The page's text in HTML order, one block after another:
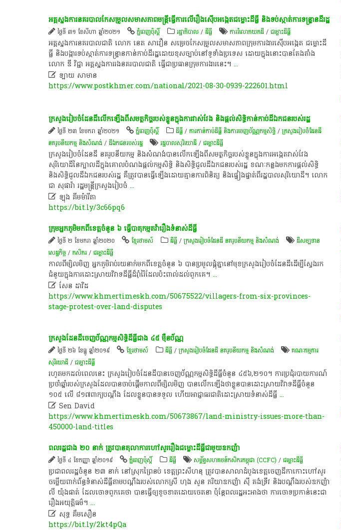
អគ្គស្នងការ​នគរបាល​កែសម្រួល​សមាសភាព​មន្ត្រី​ធ្វើការ​លើ​រឿង​ស៊ើបអង្កេត​ជម្លោះដីធ្លី​ និង​ទប់ស្កាត់​ការទន្ទ្រាន​ដី​រដ្ឋ
ថ្ងៃទី ៣១ ខែសីហា ឆ្នាំ២០២១ ភ្នំពេញប៉ុស្តិ៍ រដ្ឋាភិបាល/ដីធ្លី ការ​រំលោភយក​ដី/ជម្លោះ​ដីធ្លី
អគ្គស្នងការ​នគរបាល​ជាតិ លោក​ នេត សាវឿន សម្រេច​កែសម្រួល​សមាសភាព​ក្រុមការងារ​ស៊ើបអង្កេត ជម្លោះ​ដី
ធ្លី និង​បង្ការ​ទប់ស្កាត់​ការទន្ទ្រាន​កាន់កាប់​ដី​រដ្ឋ​ដោយ​ខុសច្បាប់​នៅ​ទូទាំងប្រទេស ដោយ​ក្នុងនោះ​បានតែងតាំង​
លោក ​ឌី វិជ្ជា អគ្គស្នងការរង​នគរបាលជាតិ ធ្វើជា​ប្រធាន​ក្រុមការងារ​នេះ​។ ...
ឡាយ សាមាន
https://www.postkhmer.com/national/2021-08-30-0939-222601.html
ក្រសួង​រៀបចំ​ដែនដី​លើកឡើង​ពី​សមត្ថកិច្ច​របស់ខ្លួន​ក្នុង​ការវាស់វែង​ និង​ផ្តល់​សិទ្ធិ​កាន់កាប់​ដីឯកជន​របស់​រដ្ឋ
ថ្ងៃទី ២៣ ខែមករា ឆ្នាំ២០២១ ភ្នំពេញប៉ុស្តិ៍ ដីធ្លី/ការកាន់កាប់​ដីធ្លី និង​ការចេញ​ប័ណ្ណកម្មសិទ្ធិ​/ក្រសួងរៀបចំដែនដី
នគរូបនីយកម្ម និងសំណង់ /ដីឯកជនរបស់រដ្ឋ ​រដ្ឋបាល​សុរិយោដី/ជម្លោះ​ដីធ្លី
ក្រសួង​រៀបចំ​ដែនដី នគរូបនីយកម្ម និង​សំណង់​បាន​លើកឡើង​ពី​សមត្ថកិច្ច​របស់ខ្លួន​ក្នុង​ការអង្កេត​វាស់វែង​
សុរិយោដី​នៃ​ក្បាលដី​ក្នុង​គោលបំណង​ផ្តល់​កម្មសិទ្ធិ និង​សិទ្ធិ​ជួល​ដីឯកជន​របស់​រដ្ឋ ខណៈ​កន្លងមក​ការផ្តល់​សិទ្ធិ​
និង​សិទ្ធិ​ជួល​ដីឯកជន​របស់​រដ្ឋ គឺ​ត្រូវបាន​ធ្វើឡើង​ដោយ​គ្មាន​ការពិនិត្យ និង​ផ្ទៀងផ្ទាត់​ពី​រដ្ឋបាល​សុរិយោដី​។ លោក
ជា សុផារ៉ា រដ្ឋមន្ត្រី​ក្រសួង​រៀបចំ ...
ឡុង គីមម៉ារីតា
https://bit.ly/3c66pq6
ក្រុម​អ្នកភូមិ​មក​ពី​ខេត្ត​ចំនួន​ ៦ ធ្វើបាតុកម្ម​តវ៉ា​រឿង​ទំនាស់​ដីធ្លី​
ថ្ងៃទី ២ ខែមករា ឆ្នាំ២០២០ ខ្មែរថាមស៍ ដីធ្លី/ក្រសួងរៀបចំដែនដី នគរូបនីយកម្ម និងសំណង់
ដី​សម្បទាន​
សេដ្ឋកិច្ច​/កសិករ/ជម្លោះ​ដីធ្លី
កាលពី​ម្សិលមិញ​ អ្នកភូមិ​រាប់​រយ​នាក់​មក​ពី​ខេត្ត​ចំនួន​ ៦ បាន​ប្រមូល​ផ្តុំគ្នា​នៅមុខ​ក្រសួង​រៀបចំ​ដែនដី​ដើម្បី​ស្វែងរក​
ជំនួយ​ក្នុង​ការ​ដោះស្រាយ​វិវាទ​ដីធ្លី​ដ៏​រ៉ាំរ៉ៃ​ដែល​ប៉ះពាល់​ដល់​ពួកគេ​។ ...
សែន ដាវិដ
https://www.khmertimeskh.com/50675522/villagers-from-six-provinces-
stage-protest-over-land-disputes
ក្រសួង​ដែនដី​ចេញ​ប័ណ្ណ​កម្មសិទ្ធិ​ដីធ្លី​ជាង​ ៤៥​ ម៉ឺន​ប័ណ្ណ​
ថ្ងៃទី ២៦ ខែធ្នូ ឆ្នាំ២០១៩ ខ្មែរថាមស៍ ដីធ្លី/ក្រសួងរៀបចំដែនដី នគរូបនីយកម្ម និងសំណង់
គណៈកម្មការ​
សុរិយោដី/ជម្លោះ​ដីធ្លី
រហូតមកដល់​ពេលនេះ​ ក្រសួង​រៀបចំ​ដែនដី​បាន​ចេញ​ប័ណ្ណ​កម្មសិទ្ធិ​ដីធ្លី​ចំនួន​ ៤៥៦,២១០​។ ការប្រជុំ​របាយការណ៍​
ប្រចាំឆ្នាំ​របស់ក្រ​សួង​ដែល​បាន​ចាប់ផ្តើម​កាលពី​ម្សិលមិញ​ បាន​លើកឡើង​ថា​ខ្លួន​បាន​ដោះស្រាយ​វិវាទ​ដីធ្លី​ចំនួន​
១០៥​ លើ​ ៨១៧ពាក្យ​បណ្តឹង​ ដែល​ខ្លួន​បាន​ទទួល​ ហើយ​អាជ្ញាធរ​ជាតិ​ដោះស្រាយ​ទំនាស់​ដីធ្លី ...
Sen David
https://www.khmertimeskh.com/50673867/land-ministry-issues-more-than-
450000-land-titles
ពលរដ្ឋ​ជាង​ ២០ ​នាក់​ ត្រូវបាន​តុលាការ​ហៅ​សួរ​រឿង​ជម្លោះដីធ្លី​ជាមួយ​ឧកញ៉ា
ថ្ងៃទី ៤ ខែកញ្ញា ឆ្នាំ២០១៩ ភ្នំពេញប៉ុស្តិ៍ ដីធ្លី សម្ព័ន្ធ​សហគមន៍​កសិករ​កម្ពុជា (CCFC) /ជម្លោះ​ដីធ្លី
ប្រជាពលរដ្ឋ​ចំនួន​ ២៣ ​នាក់ ​នៅ​ស្រុក​ព្រៃនប់ ខេត្ត​ព្រះសីហនុ ត្រូវបាន​សាលា​ដំបូង​ខេត្ត​ចេញ​ដីកា​កោះហៅ​សួរ
ចម្លើយ​ពាក់ព័ន្ធ​ទំនាស់​ដីធ្លី​តាម​បណ្តឹង​របស់​លោកស្រី​ ហុង សួន ភរិយា​ឧកញ៉ា​ ស៊ី គង់ទ្រីវ និង​បណ្តឹង​របស់​ឧកញ៉ា​
លី យ៉ុងផាត់ ដែល​ចោទ​ពួកគេ​ថា បាន​ធ្វើឲ្យ​ខូចខាត​ដោយ​ចេតនា​ ប៉ុន្ដែ​ពលរដ្ឋ​អះអាង​ថា ការចោទប្រកាន់​នេះ​ជា​
រឿង​អយុត្តិធម៌​។ ...
សុទ្ធ គឹមសឿន
https://bit.ly/2kt4pQa